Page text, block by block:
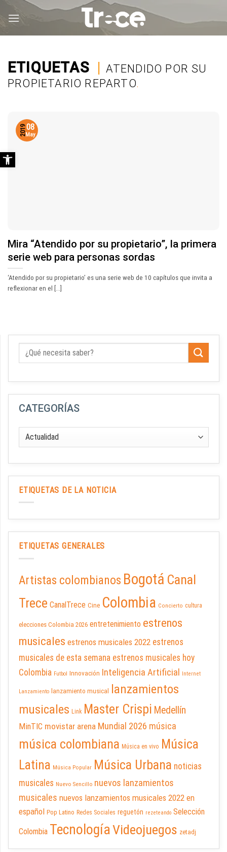
ETIQUETAS | ATENDIDO POR SU
PROPIETARIO REPARTO.
Mira “Atendido por su propietario”, la primera
serie web para personas sordas
‘Atendido por su propietario’ es una serie web de 10 capítulos que invita a
reflexionar en el [...]
08
May
2019
CATEGORÍAS
ETIQUETAS DE LA NOTICIA
ETIQUETAS GENERALES
Artistas colombianos Bogotá Canal
Trece CanalTrece Cine Colombia Concierto cultura
elecciones Colombia 2026 entretenimiento estrenos
musicales estrenos musicales 2022 estrenos
musicales de esta semana estrenos musicales hoy
Colombia Futbol Innovación Inteligencia Artificial Internet
Lanzamiento lanzamiento musical
lanzamientos
musicales Link Master Crispi Medellín
MinTIC movistar arena Mundial 2026 música
música colombiana Música en vivo Música
Latina Música Popular Música Urbana noticias
musicales Nuevo Sencillo nuevos lanzamientos
musicales nuevos lanzamientos musicales 2022 en
español Pop Latino Redes Sociales reguetón rezeteando Selección
Colombia TecnologíaVideojuegos zetadj
Abrir barra de herramientas